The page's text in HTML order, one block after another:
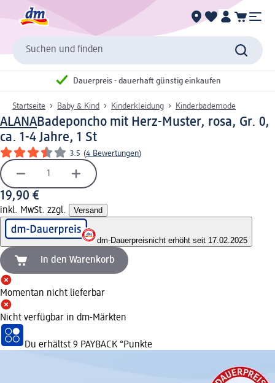
Suchen und finden
Dauerpreis - dauerhaft günstig einkaufen
Startseite Baby & Kind Kinderkleidung Kinderbademode
ALANABadeponcho mit Herz-Muster, rosa, Gr. 0,
ca. 1-4 Jahre, 1 St
3.5 (4 Bewertungen)
19,90 €
inkl. MwSt. zzgl. Versand
dm-Dauerpreisnicht erhöht seit 17.02.2025
In den Warenkorb
Momentan nicht lieferbar
Nicht verfügbar in dm-Märkten
Du erhältst 9 PAYBACK °Punkte